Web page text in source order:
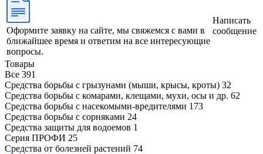
Оформите заявку на сайте, мы свяжемся с вами в
ближайшее время и ответим на все интересующие
вопросы.
Написать
сообщение
Товары
Все 391
Средства борьбы с грызунами (мыши, крысы, кроты) 32
Средства борьбы с комарами, клещами, мухи, осы и др. 62
Средства борьбы с насекомыми-вредителями 173
Средства борьбы с сорняками 24
Средства защиты для водоемов 1
Серия ПРОФИ 25
Средства от болезней растений 74